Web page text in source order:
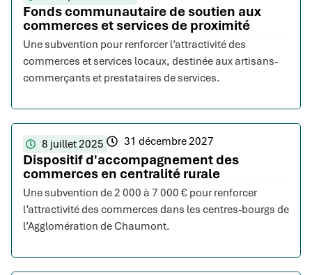
Fonds communautaire de soutien aux
commerces et services de proximité
Une subvention pour renforcer l’attractivité des
commerces et services locaux, destinée aux artisans-
commerçants et prestataires de services.
8 juillet 2025 31 décembre 2027
Dispositif d'accompagnement des
commerces en centralité rurale
Une subvention de 2 000 à 7 000 € pour renforcer
l’attractivité des commerces dans les centres-bourgs de
l’Agglomération de Chaumont.